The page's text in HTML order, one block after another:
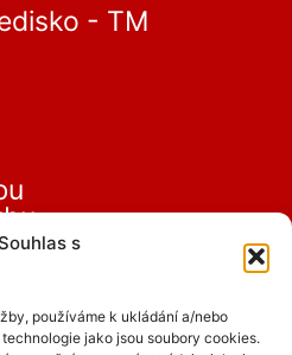
s
používáme k ukládání a/nebo
jako jsou soubory cookies.
- TM